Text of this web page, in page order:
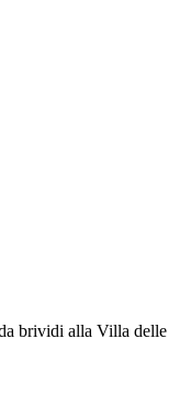
brividi alla Villa delle